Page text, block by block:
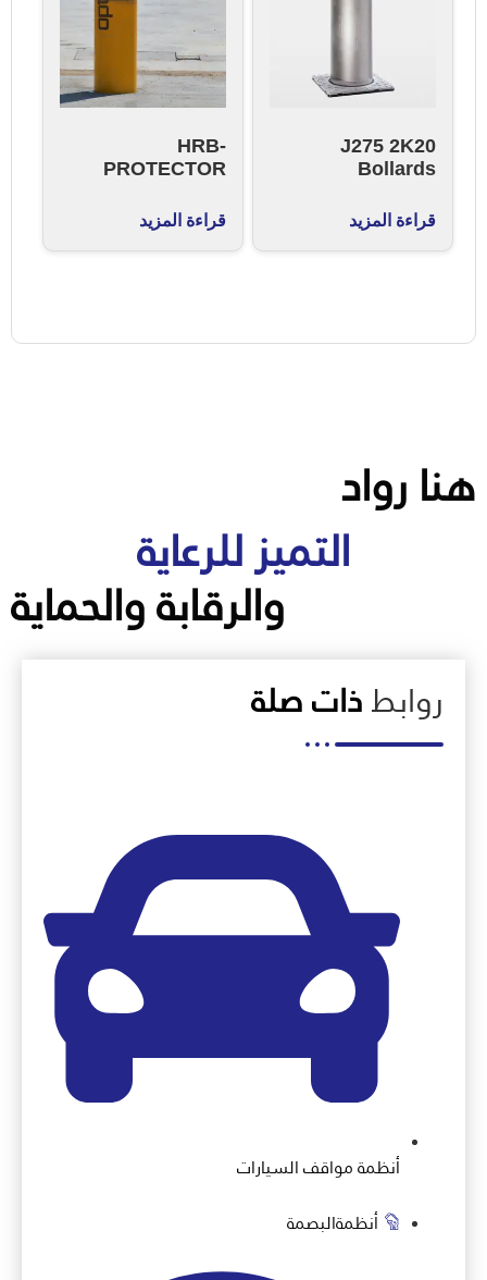
J275 2K20
Bollards
قراءة المزيد
HRB-
PROTECTOR
قراءة المزيد
هنا رواد
التميز للرعاية
والرقابة والحماية
روابطذات صلة
أنظمة مواقف السيارات
أنظمةالبصمة